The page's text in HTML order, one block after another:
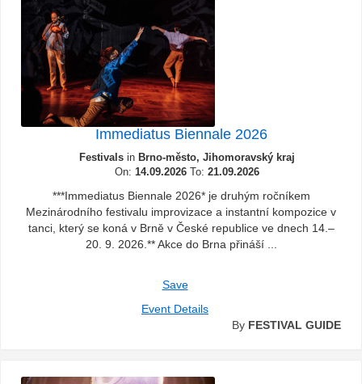
Immediatus Biennale 2026
Festivals in Brno-město, Jihomoravský kraj
On: 14.09.2026 To: 21.09.2026
***Immediatus Biennale 2026* je druhým ročníkem
Mezinárodního festivalu improvizace a instantní kompozice v
tanci, který se koná v Brně v České republice ve dnech 14.–
20. 9. 2026.** Akce do Brna přináší ...
Save
Event Details
By FESTIVAL GUIDE